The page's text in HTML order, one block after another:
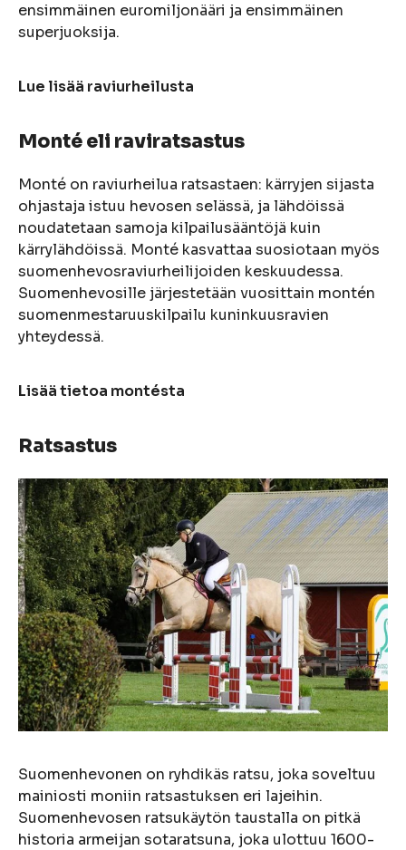
ensimmäinen euromiljonääri ja ensimmäinen
superjuoksija.
Lue lisää raviurheilusta
Montéeli raviratsastus
Monté on raviurheilua ratsastaen: kärryjen sijasta
ohjastaja istuu hevosen selässä, ja lähdöissä
noudatetaan samoja kilpailusääntöjä kuin
kärrylähdöissä. Monté kasvattaa suosiotaan myös
suomenhevosraviurheilijoiden keskuudessa.
Suomenhevosille järjestetään vuosittain montén
suomenmestaruuskilpailu kuninkuusravien
yhteydessä.
Lisää tietoa montésta
Ratsastus
Suomenhevonen on ryhdikäs ratsu, joka soveltuu
mainiosti moniin ratsastuksen eri lajeihin.
Suomenhevosen ratsukäytön taustalla on pitkä
historia armeijan sotaratsuna, joka ulottuu 1600-